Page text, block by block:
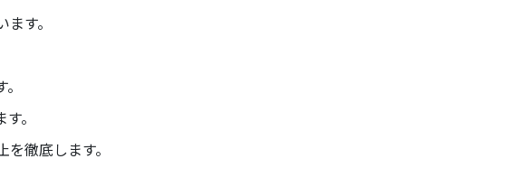
す。
。
徹底します。